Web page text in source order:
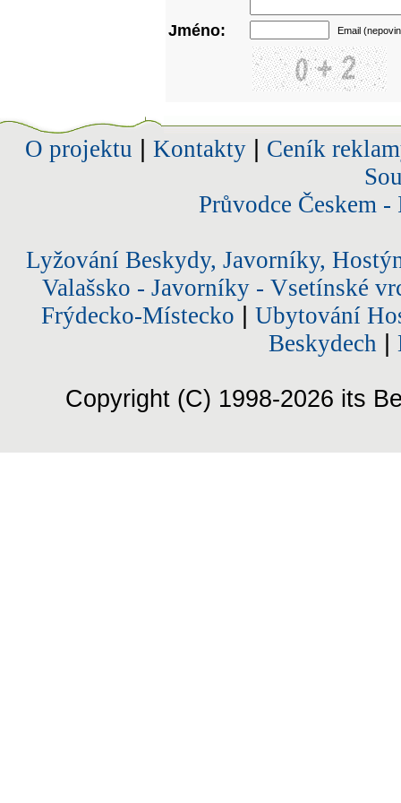
Jméno: Email
O projektu Kontakty| Ceník
Průvodce Českem
Lyžování Beskydy, Javorníky,
Valašsko - Javorníky - Vsetínské
Frýdecko-Místecko
Ubytování
Beskydech
Copyright (C) 1998-2026 its